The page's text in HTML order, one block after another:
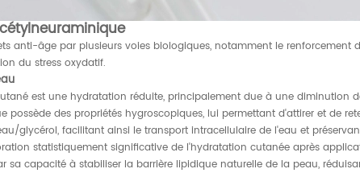
anti-âge par plusieurs voies biologiques, notamment le
du stress oxydatif.
est une hydratation réduite, principalement due à une
possède des propriétés hygroscopiques, lui permettant d'attirer et de
glycérol, facilitant ainsi le transport intracellulaire de l'eau et
statistiquement significative de l'hydratation cutanée après
sa capacité à stabiliser la barrière lipidique naturelle de la peau,